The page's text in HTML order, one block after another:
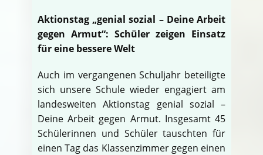
Aktionstag „genial sozial – Deine Arbeit
gegen Armut“: Schüler zeigen Einsatz
für eine bessere Welt
Auch im vergangenen Schuljahr beteiligte
sich unsere Schule wieder engagiert am
landesweiten Aktionstag genial sozial –
Deine Arbeit gegen Armut. Insgesamt 45
Schülerinnen und Schüler tauschten für
einen Tag das Klassenzimmer gegen einen